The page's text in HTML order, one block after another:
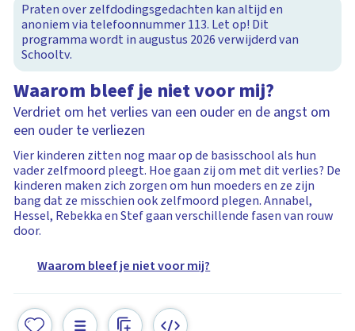
Praten over zelfdodingsgedachten kan altijd en
anoniem via telefoonnummer 113. Let op! Dit
programma wordt in augustus 2026 verwijderd van
Schooltv.
Waarom bleef je niet voor mij?
Verdriet om het verlies van een ouder en de angst om
een ouder te verliezen
Vier kinderen zitten nog maar op de basisschool als hun
vader zelfmoord pleegt. Hoe gaan zij om met dit verlies? De
kinderen maken zich zorgen om hun moeders en ze zijn
bang dat ze misschien ook zelfmoord plegen. Annabel,
Hessel, Rebekka en Stef gaan verschillende fasen van rouw
door.
Waarom bleef je niet voor mij?